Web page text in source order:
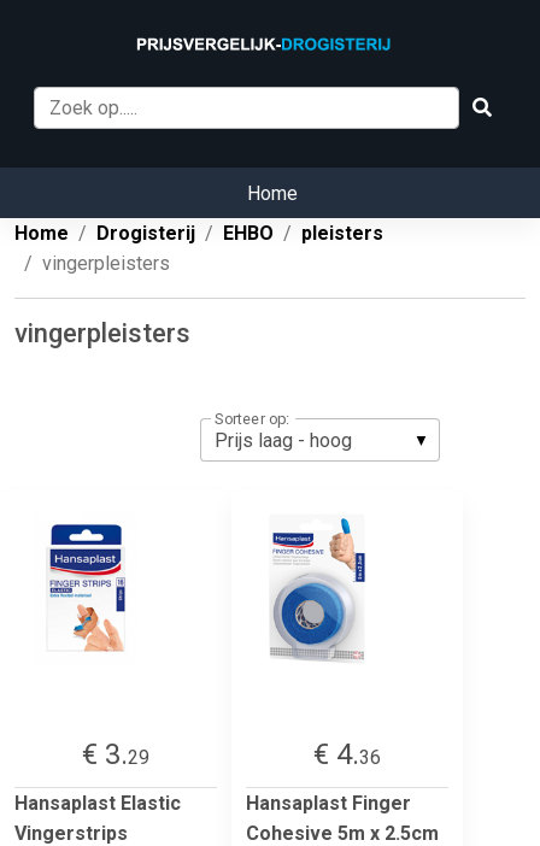
Home
Home
Drogisterij EHBO
pleisters
vingerpleisters
vingerpleisters
Sorteer op:
€ 3.29
Hansaplast Elastic
Vingerstrips
€ 4.36
Hansaplast Finger
Cohesive 5m x 2.5cm